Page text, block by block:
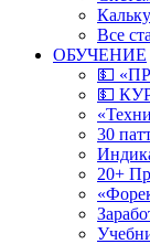
Все
ОБУЧЕНИЕ
💵
💵
30
20+